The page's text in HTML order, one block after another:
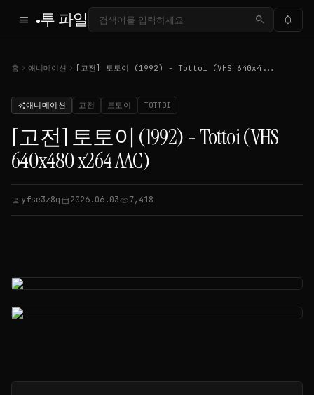
menu 투 파일 search notifications
홈 chevron_right 애니메이션 chevron_right [고전] 토토이 (1992) - Tottoi (VHS 640x4...
auto_awesome애니메이션 고전 토토이 TOTTOI
[고전] 토토이 (1992) - Tottoi (VHS
640x480 x264 AAC)
person yfse3z8q calendar_today2026.06.03visibility7,418